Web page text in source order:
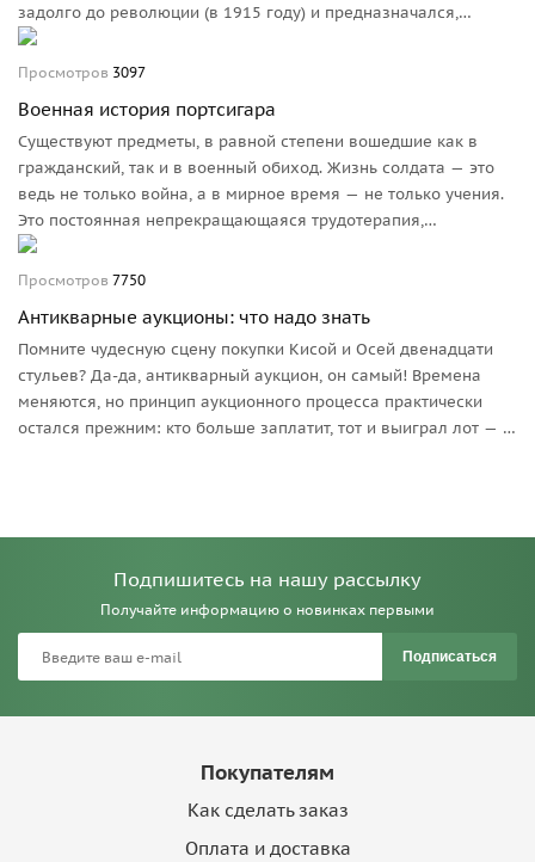
задолго до революции (в 1915 году) и предназначался,
наряду со знаменитыми шинелями с «разговорами», для...
Победного парада русских войск в Берлине и
Просмотров 3097
Военная история портсигара
Существуют предметы, в равной степени вошедшие как в
гражданский, так и в военный обиход. Жизнь солдата — это
ведь не только война, а в мирное время — не только учения.
Это постоянная непрекращающаяся трудотерапия,
отлынивать от которой в глазах вышестоящего начальства
считается дурным тоном. Солдат не имеет возможности
Просмотров 7750
Антикварные аукционы: что надо знать
Помните чудесную сцену покупки Кисой и Осей двенадцати
стульев? Да-да, антикварный аукцион, он самый! Времена
меняются, но принцип аукционного процесса практически
остался прежним: кто больше заплатит, тот и выиграл лот — а
внимание.
Подпишитесь на нашу рассылку
Получайте информацию о новинках первыми
Подписаться
Покупателям
Как сделать заказ
Оплата и доставка